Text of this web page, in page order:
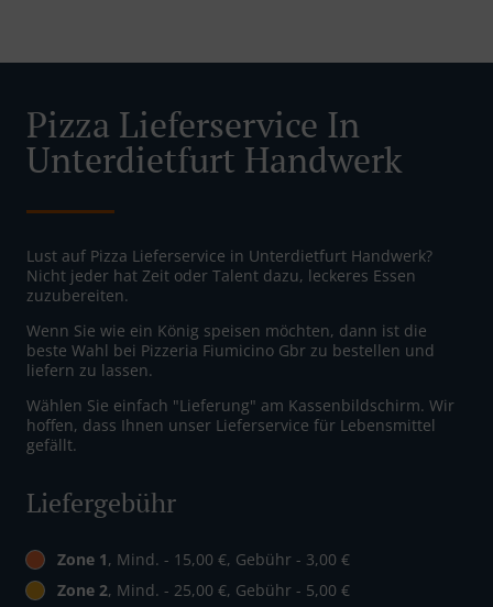
Pizza Lieferservice In
Unterdietfurt Handwerk
Lust auf Pizza Lieferservice in Unterdietfurt Handwerk?
Nicht jeder hat Zeit oder Talent dazu, leckeres Essen
zuzubereiten.
Wenn Sie wie ein König speisen möchten, dann ist die
beste Wahl bei Pizzeria Fiumicino Gbr zu bestellen und
liefern zu lassen.
Wählen Sie einfach "Lieferung" am Kassenbildschirm. Wir
hoffen, dass Ihnen unser Lieferservice für Lebensmittel
gefällt.
Liefergebühr
Zone 1, Mind. - 15,00 €, Gebühr - 3,00 €
Zone 2, Mind. - 25,00 €, Gebühr - 5,00 €